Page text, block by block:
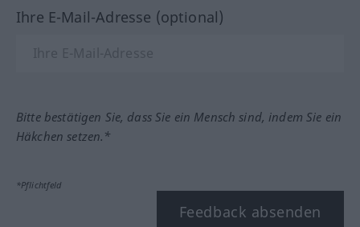
Ihre E-Mail-Adresse (optional)
Bitte bestätigen Sie, dass Sie ein Mensch sind, indem Sie ein
Häkchen setzen.*
*Pflichtfeld
Feedback absenden